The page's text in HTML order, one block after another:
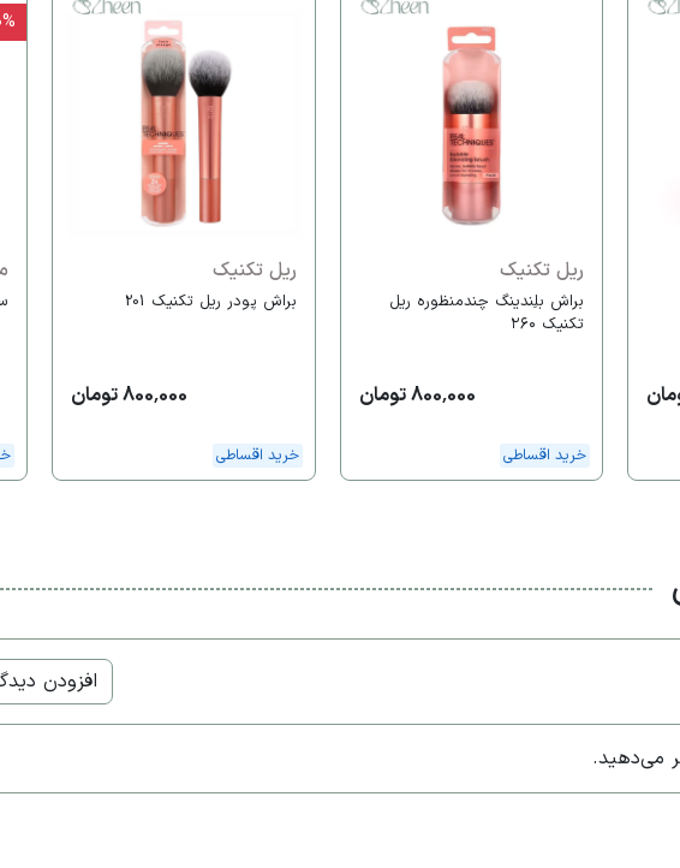
ریل تکنیک
براش بلِندینگ چندمنظوره ریل
تکنیک ۲۶۰
800,000 تومان
خرید اقساطی
ریل تکنیک
براش پودر ریل تکنیک 201
800,000 تومان
خرید اقساطی
افزودن
می‌دهید.